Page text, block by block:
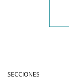
SECCIONES